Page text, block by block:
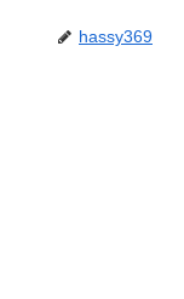
hassy369